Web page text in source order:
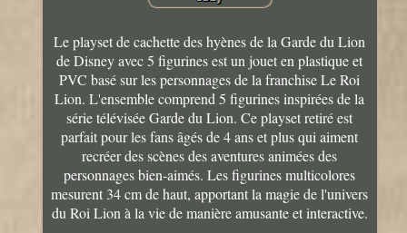
Le playset de cachette des hyènes de la Garde du Lion
de Disney avec 5 figurines est un jouet en plastique et
PVC basé sur les personnages de la franchise Le Roi
Lion. L'ensemble comprend 5 figurines inspirées de la
série télévisée Garde du Lion. Ce playset retiré est
parfait pour les fans âgés de 4 ans et plus qui aiment
recréer des scènes des aventures animées des
personnages bien-aimés. Les figurines multicolores
mesurent 34 cm de haut, apportant la magie de l'univers
du Roi Lion à la vie de manière amusante et interactive.